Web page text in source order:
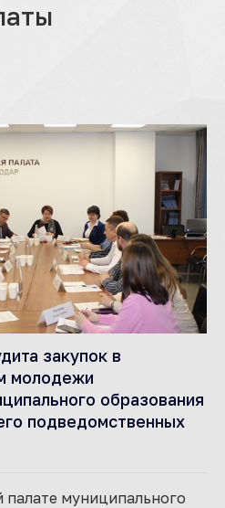
закупок в
молодежи
образования
подведомственных
муниципального